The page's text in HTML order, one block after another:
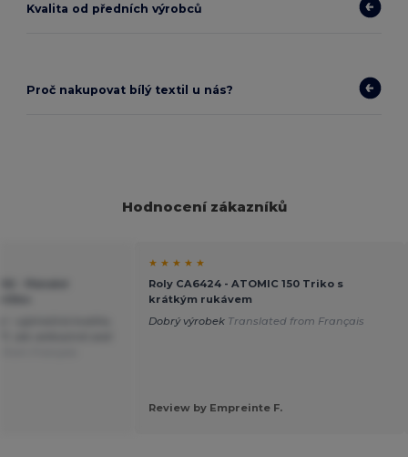
Kvalita od předních výrobců
Proč nakupovat bílý textil u nás?
Hodnocení zákazníků
★ ★ ★ ★ ★
Roly CA6424 - ATOMIC 150 Triko s
krátkým rukávem
Dobrý výrobek Translated from Français
Review by Empreinte F.